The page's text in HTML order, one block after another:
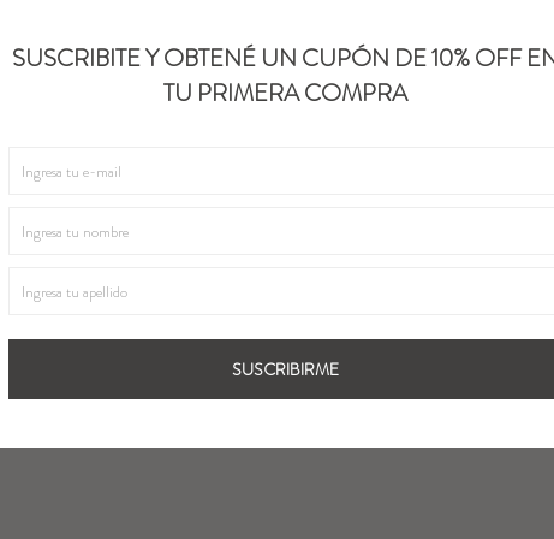
SUSCRIBITE Y OBTENÉ UN CUPÓN DE 10% OFF
TU PRIMERA COMPRA
SUSCRIBIRME